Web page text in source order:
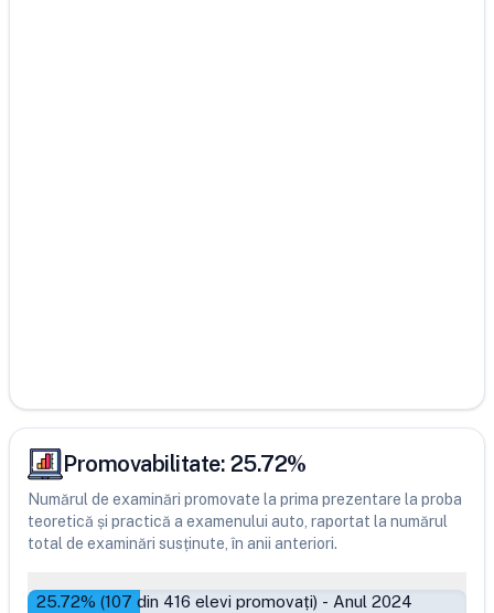
Promovabilitate: 25.72%
Numărul de examinări promovate la prima prezentare la proba
teoretică și practică a examenului auto, raportat la numărul
total de examinări susținute, în anii anteriori.
25.72% (107 din 416 elevi promovați) - Anul 2024